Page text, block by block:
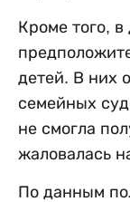
Кроме того,
детей. В них
семейных
не смогла
жаловалась
По данным